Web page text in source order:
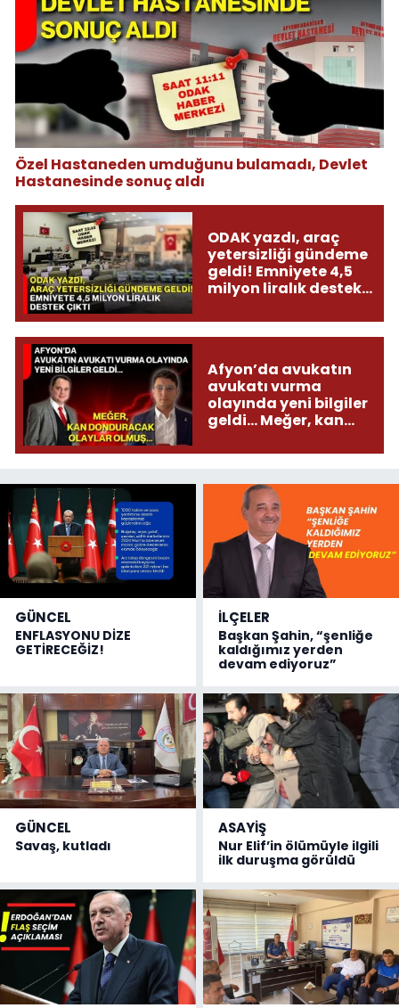
Özel Hastaneden umduğunu bulamadı, Devlet
Hastanesinde sonuç aldı
ODAK yazdı, araç
yetersizliği gündeme
geldi! Emniyete 4,5
milyon liralık destek
Afyon’da avukatın
avukatı vurma
olayında yeni bilgiler
geldi... Meğer, kan
olmuş...
GÜNCEL
ENFLASYONU DİZE
GETİRECEĞİZ!
İLÇELER
Başkan Şahin, “şenliğe
kaldığımız yerden
devam ediyoruz”
GÜNCEL
Savaş, kutladı
ASAYİŞ
Nur Elif’in ölümüyle ilgili
ilk duruşma görüldü